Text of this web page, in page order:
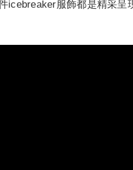
icebreaker服飾都是精采呈